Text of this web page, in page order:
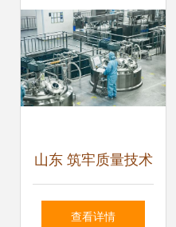
山东 筑牢质量技术
底座，服务产业高
查看详情